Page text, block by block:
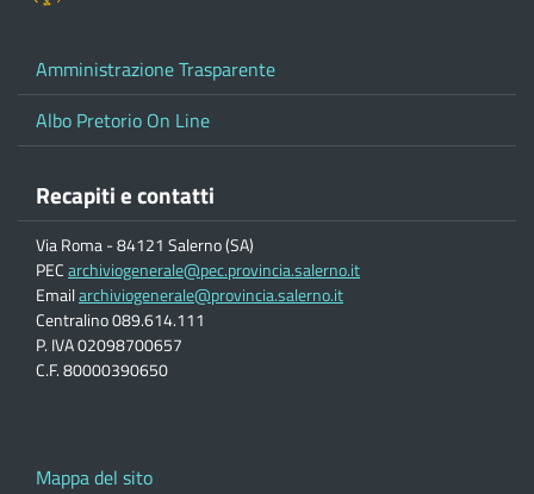
Amministrazione Trasparente
Albo Pretorio On Line
Recapiti e contatti
Via Roma - 84121 Salerno (SA)
PECarchiviogenerale@pec.provincia.salerno.it
Emailarchiviogenerale@provincia.salerno.it
Centralino 089.614.111
P. IVA 02098700657
C.F. 80000390650
Mappa del sito